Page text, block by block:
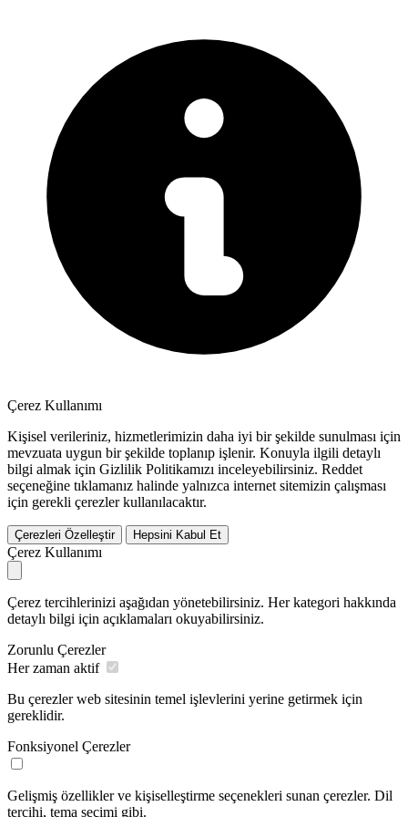
Çerez Kullanımı
Kişisel verileriniz, hizmetlerimizin daha iyi bir şekilde sunulması için
mevzuata uygun bir şekilde toplanıp işlenir. Konuyla ilgili detaylı
bilgi almak için Gizlilik Politikamızı inceleyebilirsiniz. Reddet
seçeneğine tıklamanız halinde yalnızca internet sitemizin çalışması
için gerekli çerezler kullanılacaktır.
Çerezleri Özelleştir Hepsini Kabul Et
Çerez Kullanımı
Çerez tercihlerinizi aşağıdan yönetebilirsiniz. Her kategori hakkında
detaylı bilgi için açıklamaları okuyabilirsiniz.
Zorunlu Çerezler
Her zaman aktif
Bu çerezler web sitesinin temel işlevlerini yerine getirmek için
gereklidir.
Fonksiyonel Çerezler
Gelişmiş özellikler ve kişiselleştirme seçenekleri sunan çerezler. Dil
tercihi, tema seçimi gibi.